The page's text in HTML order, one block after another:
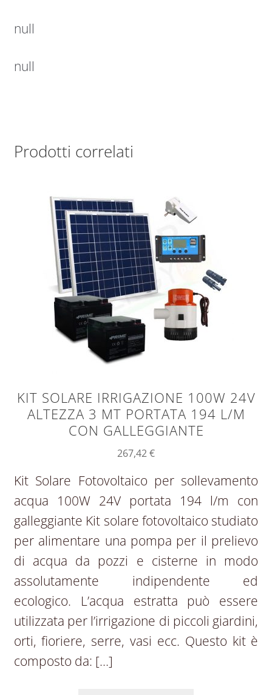
null
null
Prodotti correlati
KIT SOLARE IRRIGAZIONE 100W 24V
ALTEZZA 3 MT PORTATA 194 L/M
CON GALLEGGIANTE
267,42€
Kit Solare Fotovoltaico per sollevamento
acqua 100W 24V portata 194 l/m con
galleggiante Kit solare fotovoltaico studiato
per alimentare una pompa per il prelievo
di acqua da pozzi e cisterne in modo
assolutamente indipendente ed
ecologico. L’acqua estratta può essere
utilizzata per l’irrigazione di piccoli giardini,
orti, fioriere, serre, vasi ecc. Questo kit è
composto da: […]